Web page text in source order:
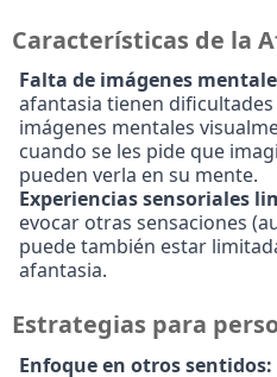
Características de la
Falta de imágenes
afantasia tienen
imágenes mentales
cuando se les pide que
pueden verla en su mente.
Experiencias sensoriales
evocar otras sensaciones
puede también estar
afantasia.
Estrategias para
Enfoque en otros sentidos: